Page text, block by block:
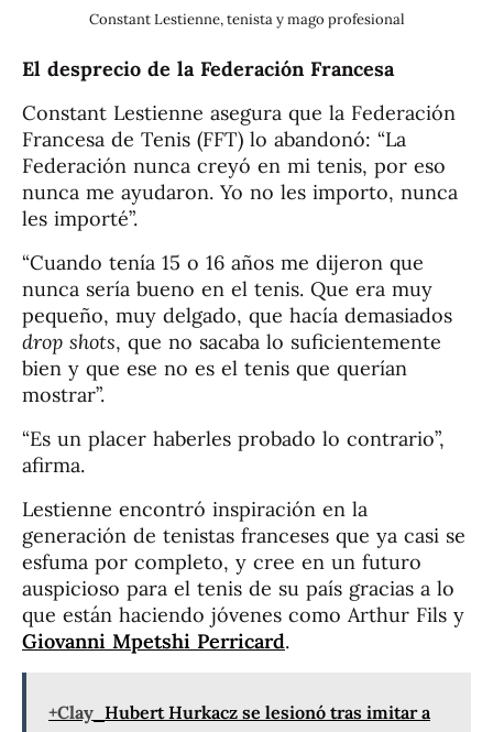
Constant Lestienne, tenista y mago profesional
El desprecio de la Federación Francesa
Constant Lestienne asegura que la Federación
Francesa de Tenis (FFT) lo abandonó: “La
Federación nunca creyó en mi tenis, por eso
nunca me ayudaron. Yo no les importo, nunca
les importé”.
“Cuando tenía 15 o 16 años me dijeron que
nunca sería bueno en el tenis. Que era muy
pequeño, muy delgado, que hacía demasiados
drop shots, que no sacaba lo suficientemente
bien y que ese no es el tenis que querían
mostrar”.
“Es un placer haberles probado lo contrario”,
afirma.
Lestienne encontró inspiración en la
generación de tenistas franceses que ya casi se
esfuma por completo, y cree en un futuro
auspicioso para el tenis de su país gracias a lo
que están haciendo jóvenes como Arthur Fils y
Giovanni Mpetshi Perricard.
+Clay Hubert Hurkacz se lesionó tras imitar a